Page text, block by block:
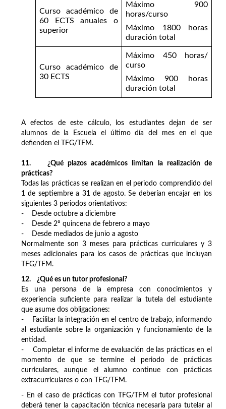
Curso académico de
60 ECTS anuales o
superior
Máximo 900
horas/curso
Máximo 1800 horas
duración total
Curso académico de
30 ECTS
Máximo 450 horas/
curso
Máximo 900 horas
duración total
A efectos de este cálculo, los estudiantes dejan de ser
alumnos de la Escuela el último día del mes en el que
defienden el TFG/TFM.
11. ¿Qué plazos académicos limitan la realización de
prácticas?
Todas las prácticas se realizan en el periodo comprendido del
1 de septiembre a 31 de agosto. Se deberían encajar en los
siguientes 3 periodos orientativos:
- Desde octubre a diciembre
- Desde 2º quincena de febrero a mayo
- Desde mediados de junio a agosto
Normalmente son 3 meses para prácticas curriculares y 3
meses adicionales para los casos de prácticas que incluyan
TFG/TFM.
12. ¿Qué es un tutor profesional?
Es una persona de la empresa con conocimientos y
experiencia suficiente para realizar la tutela del estudiante
que asume dos obligaciones:
- Facilitar la integración en el centro de trabajo, informando
al estudiante sobre la organización y funcionamiento de la
entidad.
- Completar el informe de evaluación de las prácticas en el
momento de que se termine el periodo de prácticas
curriculares, aunque el alumno continue con prácticas
extracurriculares o con TFG/TFM.
- En el caso de prácticas con TFG/TFM el tutor profesional
deberá tener la capacitación técnica necesaria para tutelar al